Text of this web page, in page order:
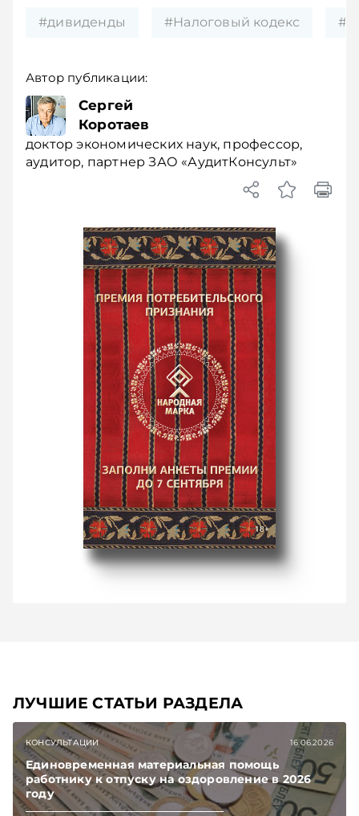
#дивиденды #Налоговый кодекс
Автор публикации:
Сергей
Коротаев
доктор экономических наук, профессор,
аудитор, партнер ЗАО «АудитКонсульт»
ЛУЧШИЕ СТАТЬИ РАЗДЕЛА
КОНСУЛЬТАЦИИ 16.06.2026
Единовременная материальная помощь
работнику к отпуску на оздоровление в 2026
году